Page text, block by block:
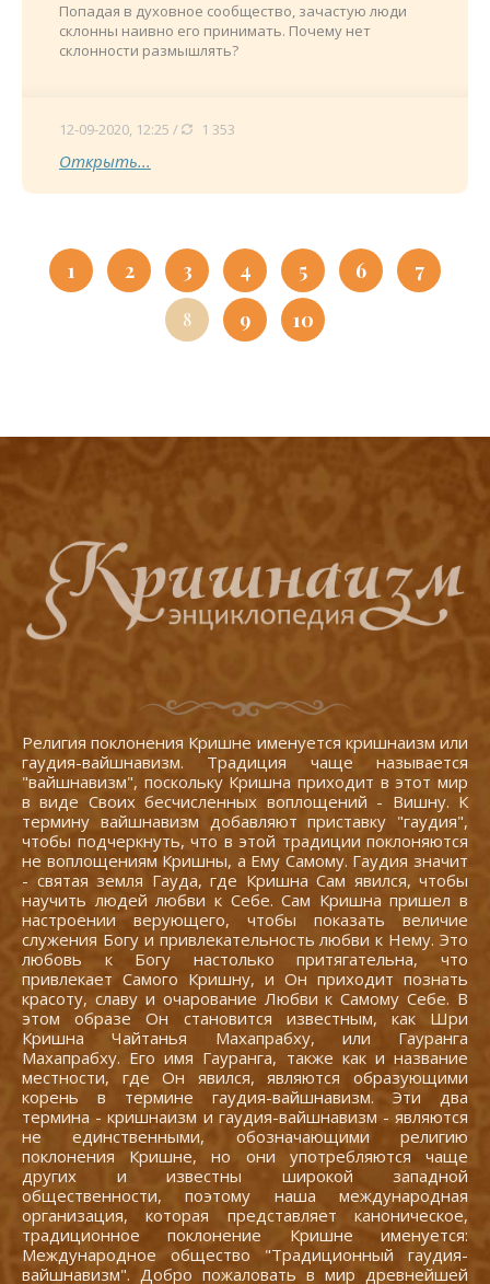
Попадая в духовное сообщество, зачастую люди
склонны наивно его принимать. Почему нет
склонности размышлять?
12-09-2020, 12:25 / 1 353
Открыть...
1 2 3 4 5 6 7
8 9 10
Религия поклонения Кришне именуется кришнаизм или
гаудия-вайшнавизм. Традиция чаще называется
"вайшнавизм", поскольку Кришна приходит в этот мир
в виде Своих бесчисленных воплощений - Вишну. К
термину вайшнавизм добавляют приставку "гаудия",
чтобы подчеркнуть, что в этой традиции поклоняются
не воплощениям Кришны, а Ему Самому. Гаудия значит
- святая земля Гауда, где Кришна Сам явился, чтобы
научить людей любви к Себе. Сам Кришна пришел в
настроении верующего, чтобы показать величие
служения Богу и привлекательность любви к Нему. Это
любовь к Богу настолько притягательна, что
привлекает Самого Кришну, и Он приходит познать
красоту, славу и очарование Любви к Самому Себе. В
этом образе Он становится известным, как Шри
Кришна Чайтанья Махапрабху, или Гауранга
Махапрабху. Его имя Гауранга, также как и название
местности, где Он явился, являются образующими
корень в термине гаудия-вайшнавизм. Эти два
термина - кришнаизм и гаудия-вайшнавизм - являются
не единственными, обозначающими религию
поклонения Кришне, но они употребляются чаще
других и известны широкой западной
общественности, поэтому наша международная
организация, которая представляет каноническое,
традиционное поклонение Кришне именуется:
Международное общество "Традиционный гаудия-
вайшнавизм". Добро пожаловать в мир древнейшей